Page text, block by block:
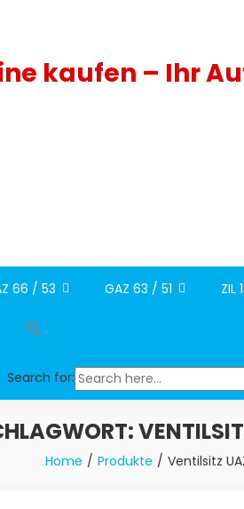
kaufen – Ihr
66 / 53 GAZ 63 / 51 ZIL
Search for:
Home Produkte Ventilsitz